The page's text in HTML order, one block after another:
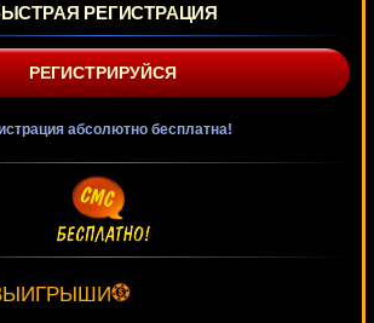
РЕГИСТРАЦИЯ
РЕГИСТРИРУЙСЯ
абсолютно бесплатна!